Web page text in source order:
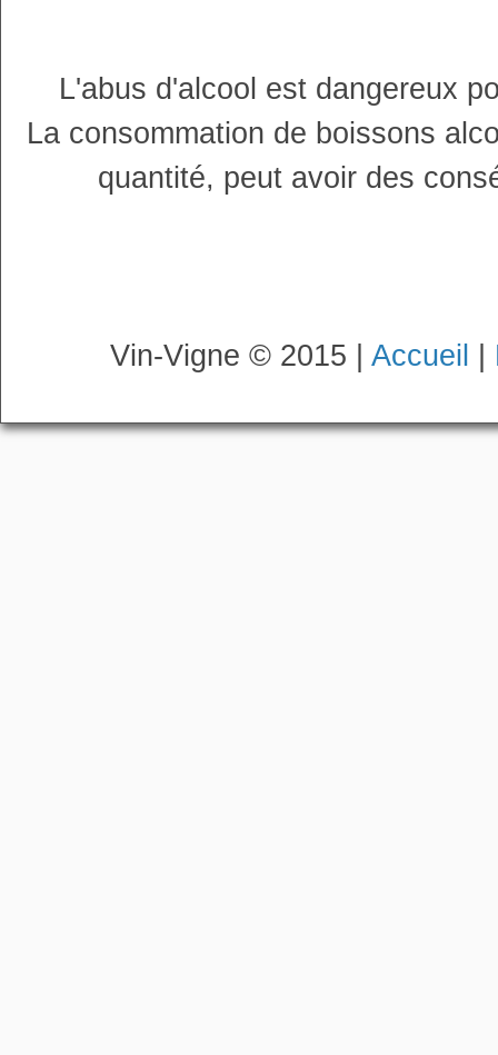
L'abus d'alcool est dangereux
La consommation de boissons
quantité, peut avoir des
Vin-Vigne © 2015 | Accueil